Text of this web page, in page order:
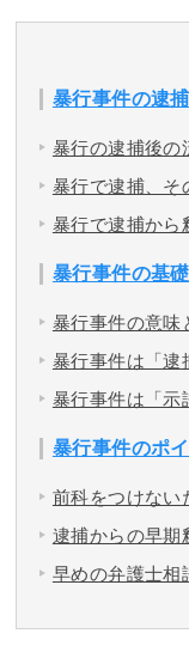
無料相談の
暴行事件の逮
暴行の逮捕後の
暴行で逮捕、そ
暴行で逮捕から
暴行事件の基
暴行事件の意味
暴行事件は「逮
暴行事件は「示
暴行事件のポ
前科をつけない
逮捕からの早期
早めの弁護士相